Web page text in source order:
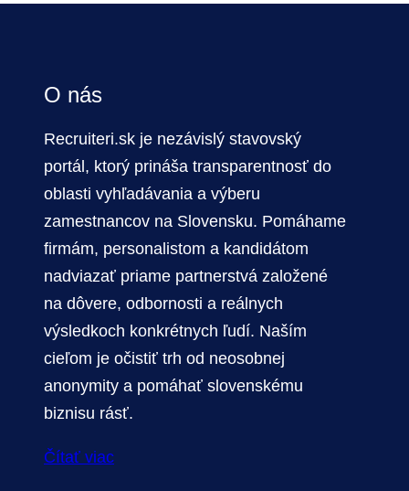
O nás
Recruiteri.sk je nezávislý stavovský
portál, ktorý prináša transparentnosť do
oblasti vyhľadávania a výberu
zamestnancov na Slovensku. Pomáhame
firmám, personalistom a kandidátom
nadviazať priame partnerstvá založené
na dôvere, odbornosti a reálnych
výsledkoch konkrétnych ľudí. Naším
cieľom je očistiť trh od neosobnej
anonymity a pomáhať slovenskému
biznisu rásť.
Čítať viac